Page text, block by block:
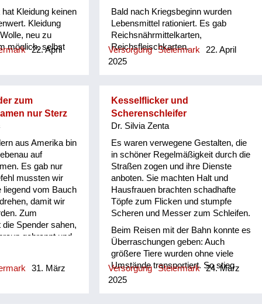
hat Kleidung keinen
Kleidung
neu zu
möglich, selbst
der
alten, x-mal
Man war
zum Anziehen
wenn es
passte, und
mussten
weitergetragen
Kleider
an jüngere
Kinder von
von meiner älteren
auszusortieren,
22. April
Bald nach Kriegsbeginn wurden
Lebensmittel rationiert. Es gab
Reichsnährmittelkarten,
Reichsfleischkarten,
Reichsfettkarten, Reichsbrotkarten,
immer schwerer, selbst das zu
bekommen, was einem per Karte
zustand. Aufgrund der anhaltenden
Mangelsituation wurde die
Rationierung auch von den alliierten
Besatzungsmächten nach
Kriegsende beibehalten. Man lernte
mit Kalorien zu rechnen, für manche
nicht ganz einfach: „I hob no nia
Kalorien gessn und bin net
angewiesen, sich zusätzliche
„Kalorien“ zu besorgen, sei es im
eigenen Garten, durch „Hamstern“
bei Bauern, Abstauben auf Feldern
oder durch Schwarzhandel, wobei
Versorgung Steiermark
22. April
2025
zum
nur Sterz
aus Amerika bin
auf
Es gab nur
mussten wir
liegend vom Bauch
damit wir
Zum
Spender sahen,
gebrannt und
31. März
Kesselflicker und
Scherenschleifer
Dr. Silvia Zenta
Es waren verwegene Gestalten, die
in schöner Regelmäßigkeit durch die
Straßen zogen und ihre Dienste
anboten. Sie machten Halt und
Hausfrauen brachten schadhafte
Töpfe zum Flicken und stumpfe
Scheren und Messer zum Schleifen.
Beim Reisen mit der Bahn konnte es
Überraschungen geben: Auch
größere Tiere wurden ohne viele
Umstände transportiert. So stieg
schon mal eine Bäuerin mit ihrer
Versorgung Steiermark 24. März
2025